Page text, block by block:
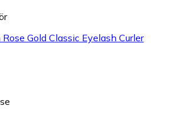
Gold Classic Eyelash Curler